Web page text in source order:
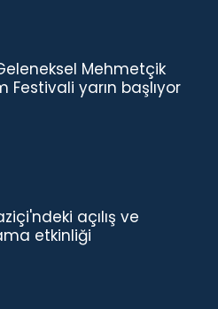
Mehmetçik
Festivali yarın başlıyor
açılış ve
etkinliği